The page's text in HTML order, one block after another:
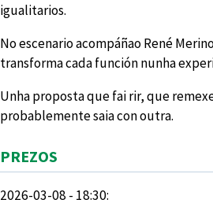
igualitarios.
No escenario acompáñao René
transforma cada función nunha
Unha proposta que fai rir, que
probablemente saia con outra.
Agochar
PREZOS
2026-03-08 - 18:30: